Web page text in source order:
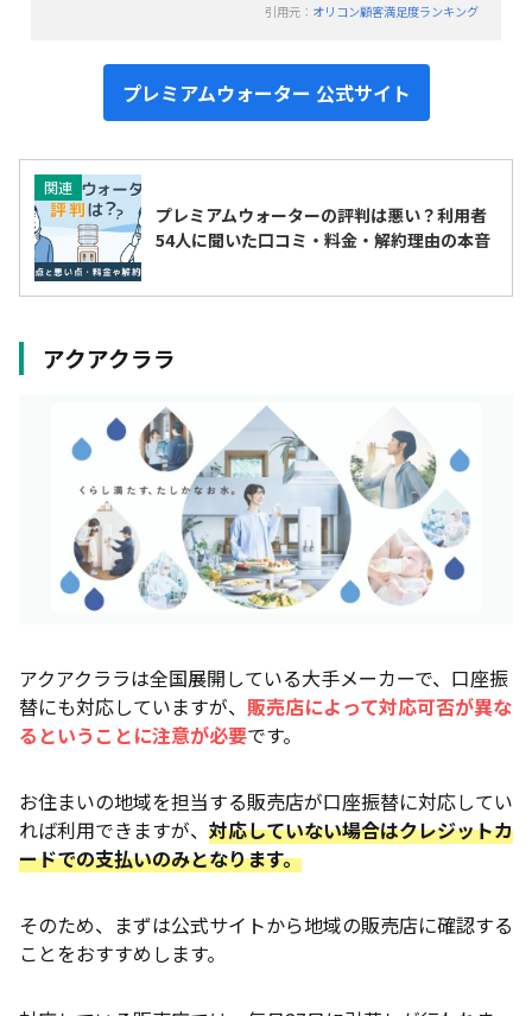
引用元： オリコン顧客満足度ランキング
プレミアムウォーター 公式サイト
関連
プレミアムウォーターの評判は悪い？利用者
54人に聞いた口コミ・料金・解約理由の本音
アクアクララ
アクアクララは全国展開している大手メーカーで、口座振
替にも対応していますが、 販売店によって対応可否が異な
るということに注意が必要です。
お住まいの地域を担当する販売店が口座振替に対応してい
れば利用できますが、 対応していない場合はクレジットカ
ードでの支払いのみとなります。
そのため、まずは公式サイトから地域の販売店に確認する
ことをおすすめします。